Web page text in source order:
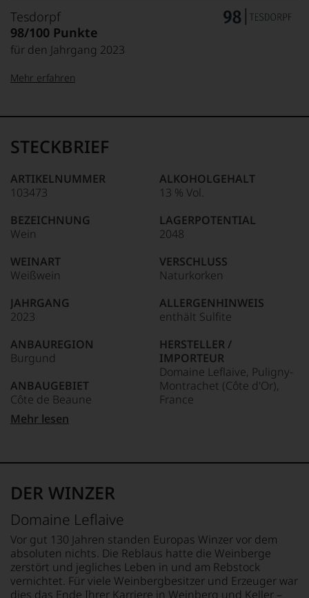
Tesdorpf
98/100 Punkte
für den Jahrgang 2023
95–98 Punkte:
90–94 Punkte:
Unter 85 Punkte:
Name
Tesdorpf
für
»Fine
für
die
edlen
Weine
der
Welt,
kaum
ein
Das
dokumentieren
auch
und
gerade
mit
Medaillen
Weinjournalisten
Fachpublikationen
unseren
Aussendungen
oder
in
Mehr erfahren
STECKBRIEF
ARTIKELNUMMER
103473
BEZEICHNUNG
Wein
WEINART
Weißwein
JAHRGANG
2023
ANBAUREGION
Burgund
ANBAUGEBIET
Côte de Beaune
APPELLATION
REBSORTEN
10 °C
ALKOHOLGEHALT
13 % Vol.
LAGERPOTENTIAL
2048
VERSCHLUSS
Naturkorken
ALLERGENHINWEIS
enthält Sulfite
HERSTELLER /
IMPORTEUR
Domaine Leflaive, Puligny-
Montrachet (Côte d'Or),
France
FLASCHENGRÖSSE
Mehr lesen
DER WINZER
Domaine Leflaive
Vor gut 130 Jahren standen Europas Winzer vor dem
absoluten nichts. Die Reblaus hatte die Weinberge
zerstört und jegliches Leben in und am Rebstock
vernichtet. Für viele Weinbergbesitzer und Erzeuger war
dies das Ende Ihrer Karriere in Weinberg und Keller –